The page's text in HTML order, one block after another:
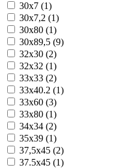
30x7 (1)
30x7,2 (1)
30x80 (1)
30x89,5 (9)
32x30 (2)
32x32 (1)
33x33 (2)
33x40.2 (1)
33x60 (3)
33x80 (1)
34x34 (2)
35x39 (1)
37,5x45 (2)
37.5x45 (1)